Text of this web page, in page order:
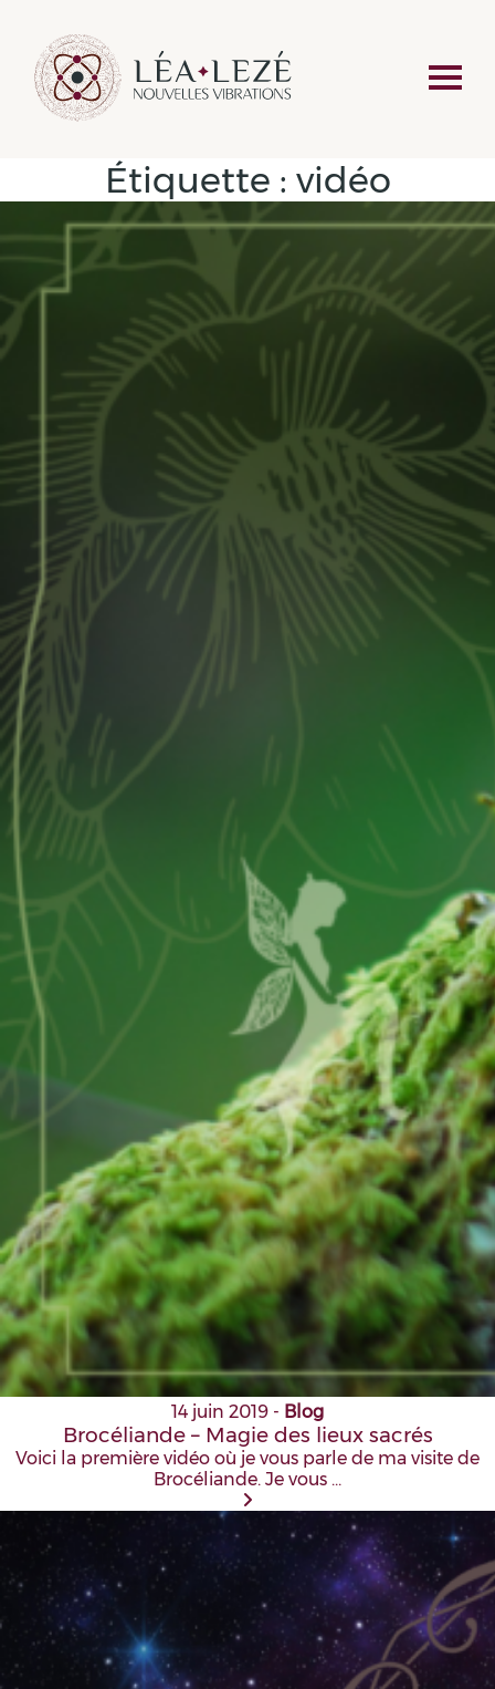
Étiquette : vidéo
14 juin 2019 - Blog
Brocéliande – Magie des lieux sacrés
Voici la première vidéo où je vous parle de ma visite de
Brocéliande. Je vous …